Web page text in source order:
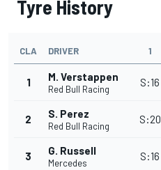
Tyre History
CLA DRIVER 1
1 M. Verstappen
Red Bull Racing
S:16
2 S. Perez
Red Bull Racing
S:20
3 G. Russell
Mercedes
S:16